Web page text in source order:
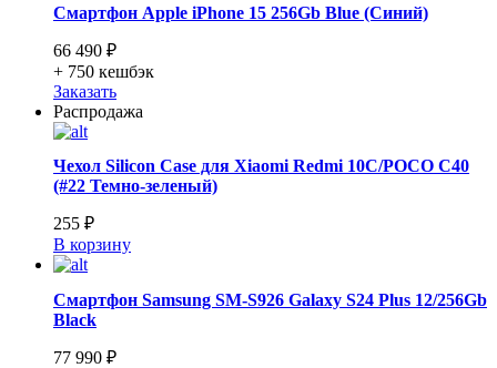
Смартфон Apple iPhone 15 256Gb Blue (Синий)
66 490 ₽
+ 750 кешбэк
Заказать
Распродажа
Чехол Silicon Case для Xiaomi Redmi 10C/POCO C40
(#22 Темно-зеленый)
255 ₽
В корзину
Смартфон Samsung SM-S926 Galaxy S24 Plus 12/256Gb
Black
77 990 ₽